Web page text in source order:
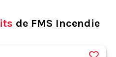
de FMS Incendie